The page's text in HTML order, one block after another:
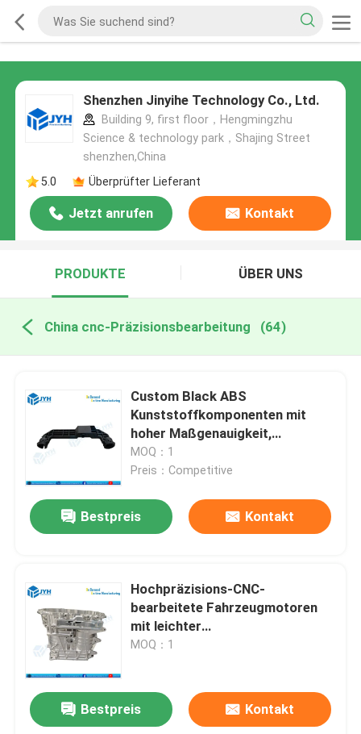
Shenzhen Jinyihe Technology Co., Ltd.
Building 9, first floor，Hengmingzhu
Science & technology park，Shajing Street
shenzhen,China
5.0
Überprüfter Lieferant
Jetzt anrufen Kontakt
PRODUKTE ÜBER UNS
China cnc-Präzisionsbearbeitung (64)
Custom Black ABS
Kunststoffkomponenten mit
hoher Maßgenauigkeit,
hervorragender Schlagfestigkeit
und leichtem Design
MOQ：1
Preis：Competitive
Bestpreis Kontakt
Hochpräzisions-CNC-
bearbeitete Fahrzeugmotoren
mit leichter
Aluminiumkonstruktion und 5-
MOQ：1
Bestpreis Kontakt